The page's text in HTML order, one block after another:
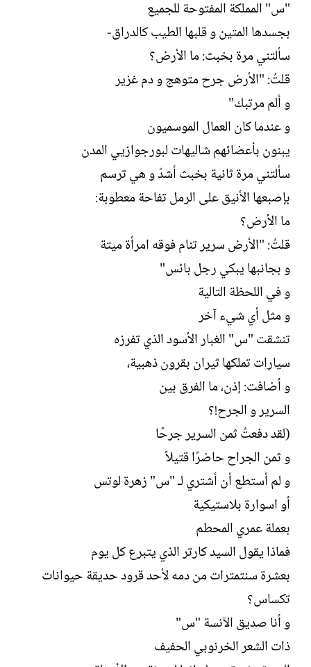
"س" المملكة المفتوحة للجميع
بجسدها المتين و قلبها الطيب كالدراق-
سألتني مرة بخبث: ما الأرض؟
قلتُ: "الأرض جرح متوهج و دم غزير
و ألم مرتبك"
و عندما كان العمال الموسميون
يبنون بأعضائهم شاليهات لبورجوازيي المدن
سألتني مرة ثانية بخبث أشدّ و هي ترسم
بإصبعها الأنيق على الرمل تفاحة معطوبة:
ما الأرض؟
قلتُ: "الأرض سرير تنام فوقه امرأة ميتة
و بجانبها يبكي رجل بائس"
و في اللحظة التالية
و مثل أي شيء آخر
تنشقت "س" الغبار الأسود الذي تفرزه
سيارات تملكها ثيران بقرون ذهبية،
و أضافت: إذن، ما الفرق بين
السرير و الجرح!؟
(لقد دفعتُ ثمن السرير جرحًا
و ثمن الجراح حاضرًا قتيلاً
و لم أستطع أن أشتري لـ "س" زهرة لوتس
أو اسوارة بلاستيكية
بعملة عمري المحطم
فماذا يقول السيد كارتر الذي يتبرع كل يوم
بعشرة سنتمترات من دمه لأحد قرود حديقة حيوانات
تكساس؟
و أنا صديق الآنسة "س"
ذات الشعر الخرنوبي الحفيف